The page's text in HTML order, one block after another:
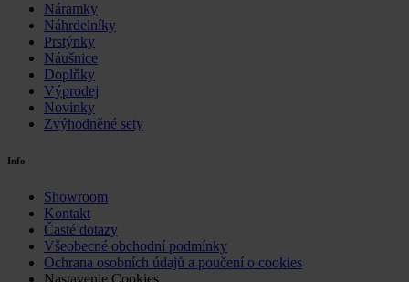
Náramky
Náhrdelníky
Prstýnky
Náušnice
Doplňky
Výprodej
Novinky
Zvýhodněné sety
Info
Showroom
Kontakt
Časté dotazy
Všeobecné obchodní podmínky
Ochrana osobních údajů a poučení o cookies
Nastavenie Cookies